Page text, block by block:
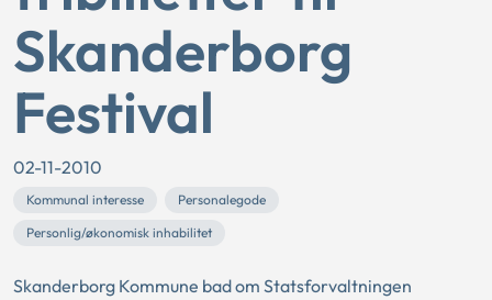
Skanderborg
Festival
02-11-2010
Kommunal interesse
Personalegode
Personlig/økonomisk inhabilitet
Skanderborg Kommune bad om Statsforvaltningen